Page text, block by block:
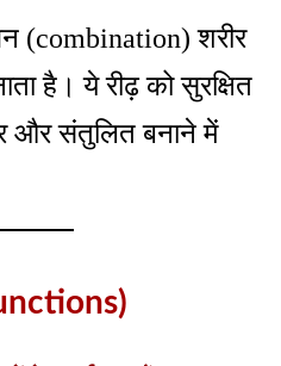
(combination) शरीर
है। ये रीढ़ को सुरक्षित
और संतुलित बनाने में